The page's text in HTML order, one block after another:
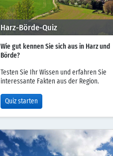
Harz-Börde-Quiz
Wie gut kennen Sie sich aus in Harz und
Börde?
Testen Sie Ihr Wissen und erfahren Sie
interessante Fakten aus der Region.
Quiz starten